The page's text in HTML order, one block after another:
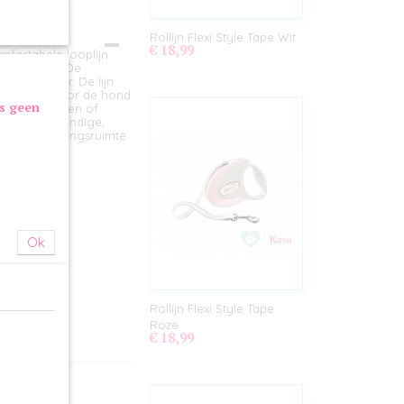
looplijn
lekker uit! De
De lijn
waardoor de hond
lijn afremmen of
Een handige,
bewegingsruimte
Rollijn Flexi Style Tape Wit
€ 18,99
Rollijn Flexi Style Tape
Roze
€ 18,99
geen
Ok